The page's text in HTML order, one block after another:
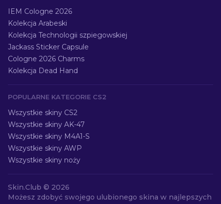
IEM Cologne 2026
Kolekcja Arabeski
Kolekcja Technologii szpiegowskiej
Jackass Sticker Capsule
Cologne 2026 Charms
Kolekcja Dead Hand
POPULARNE KATEGORIE CS2
Wszystkie skiny CS2
Wszystkie skiny AK-47
Wszystkie skiny M4A1-S
Wszystkie skiny AWP
Wszystkie skiny noży
Skin.Club © 2026
Możesz zdobyć swojego ulubionego skina w najlepszych